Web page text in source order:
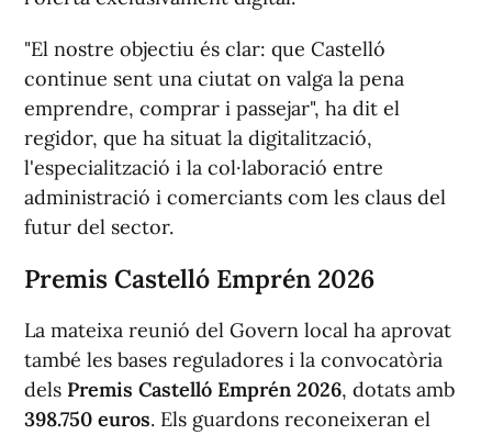
"El nostre objectiu és clar: que Castelló
continue sent una ciutat on valga la pena
emprendre, comprar i passejar", ha dit el
regidor, que ha situat la digitalització,
l'especialització i la col·laboració entre
administració i comerciants com les claus del
futur del sector.
Premis Castelló Emprén 2026
La mateixa reunió del Govern local ha aprovat
també les bases reguladores i la convocatòria
dels Premis Castelló Emprén 2026, dotats amb
398.750 euros. Els guardons reconeixeran el